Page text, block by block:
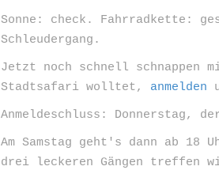
Sonne: check. Fahrradkette:
Schleudergang.
Jetzt noch schnell schnappen
Stadtsafari wolltet, anmelden
Anmeldeschluss: Donnerstag,
Am Samstag geht's dann ab 18
drei leckeren Gängen treffen